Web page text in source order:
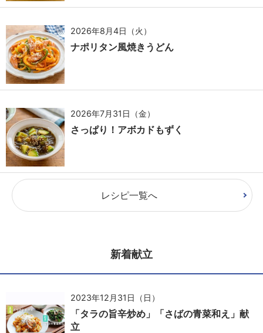
2026年8月4日（火）
ナポリタン風焼きうどん
2026年7月31日（金）
さっぱり！アボカドもずく
レシピ一覧へ
新着献立
2023年12月31日（日）
「タラの旨辛炒め」「さばの青菜和え」献
立